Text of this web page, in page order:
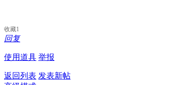
收藏1
回复
使用道具 举报
返回列表 发表新帖